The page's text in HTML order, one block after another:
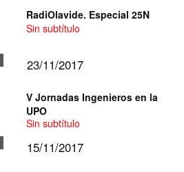
RadiOlavide. Especial 25N
Sin subtítulo
23/11/2017
V Jornadas Ingenieros en la
UPO
Sin subtítulo
15/11/2017